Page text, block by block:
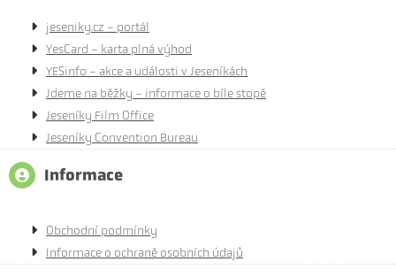
jeseniky.cz - portál
YesCard - karta plná výhod
YESinfo - akce a události v Jeseníkách
Jdeme na běžky - informace o bíle stopě
Jeseníky Film Office
Jeseníky Convention Bureau
Informace
Obchodní podmínky
Informace o ochraně osobních údajů